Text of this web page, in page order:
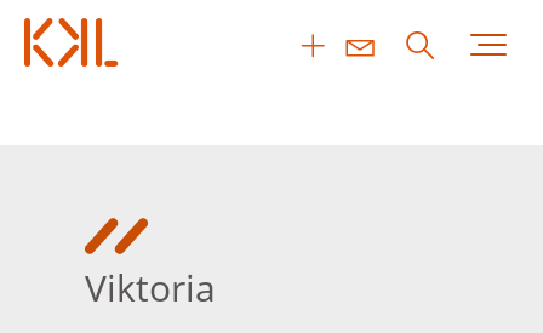
Viktoria